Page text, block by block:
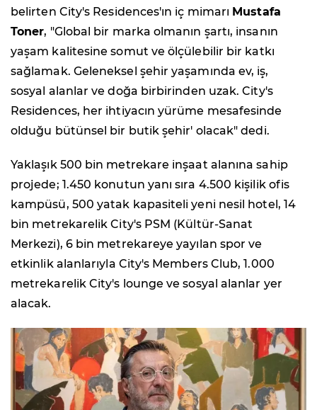
belirten City's Residences'ın iç mimarı Mustafa
Toner, "Global bir marka olmanın şartı, insanın
yaşam kalitesine somut ve ölçülebilir bir katkı
sağlamak. Geleneksel şehir yaşamında ev, iş,
sosyal alanlar ve doğa birbirinden uzak. City's
Residences, her ihtiyacın yürüme mesafesinde
olduğu bütünsel bir butik şehir' olacak" dedi.
Yaklaşık 500 bin metrekare inşaat alanına sahip
projede; 1.450 konutun yanı sıra 4.500 kişilik ofis
kampüsü, 500 yatak kapasiteli yeni nesil hotel, 14
bin metrekarelik City's PSM (Kültür-Sanat
Merkezi), 6 bin metrekareye yayılan spor ve
etkinlik alanlarıyla City's Members Club, 1.000
metrekarelik City's lounge ve sosyal alanlar yer
alacak.